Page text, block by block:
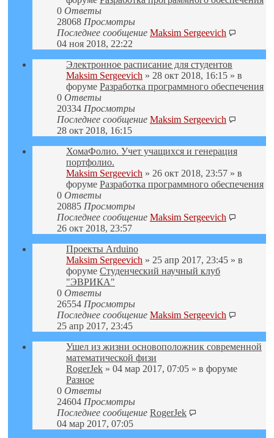
0 Ответы
28068 Просмотры
Последнее сообщение Maksim Sergeevich
04 ноя 2018, 22:22
Электронное расписание для студентов
Maksim Sergeevich » 28 окт 2018, 16:15 » в
форуме Разработка программного обеспечения
0 Ответы
20334 Просмотры
Последнее сообщение Maksim Sergeevich
28 окт 2018, 16:15
ХомаФолио. Учет учащихся и генерация
портфолио.
Maksim Sergeevich » 26 окт 2018, 23:57 » в
форуме Разработка программного обеспечения
0 Ответы
20885 Просмотры
Последнее сообщение Maksim Sergeevich
26 окт 2018, 23:57
Проекты Arduino
Maksim Sergeevich » 25 апр 2017, 23:45 » в
форуме Студенческий научный клуб
"ЭВРИКА"
0 Ответы
26554 Просмотры
Последнее сообщение Maksim Sergeevich
25 апр 2017, 23:45
Ушел из жизни основоположник современной
математической физи
RogerJek » 04 мар 2017, 07:05 » в форуме
Разное
0 Ответы
24604 Просмотры
Последнее сообщение RogerJek
04 мар 2017, 07:05